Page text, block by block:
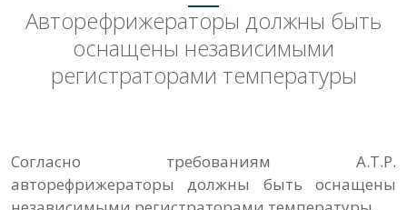
Авторефрижераторы должны быть
оснащены независимыми
регистраторами температуры
Согласно требованиям A.T.P.
авторефрижераторы должны быть оснащены